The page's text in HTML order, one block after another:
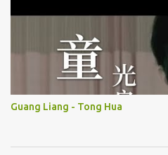
Guang Liang - Tong Hua